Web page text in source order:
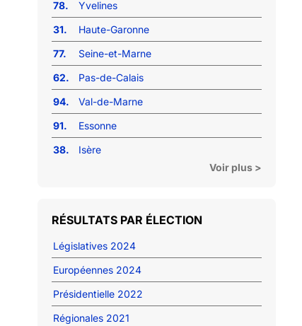
78.
Yvelines
31.
Haute-Garonne
77.
Seine-et-Marne
62.
Pas-de-Calais
94.
Val-de-Marne
91.
Essonne
38.
Isère
Voir plus >
RÉSULTATS PAR ÉLECTION
Législatives 2024
Européennes 2024
Présidentielle 2022
Régionales 2021